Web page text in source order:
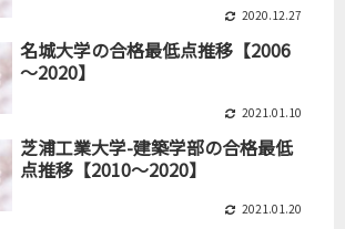
2020.12.27
名城大学の合格最低点推移【2006
～2020】
2021.01.10
芝浦工業大学-建築学部の合格最低
点推移【2010～2020】
2021.01.20